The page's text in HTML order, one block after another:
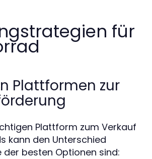
für
Plattformen zur
Plattform zum Verkauf
kann den Unterschied
der besten Optionen sind: